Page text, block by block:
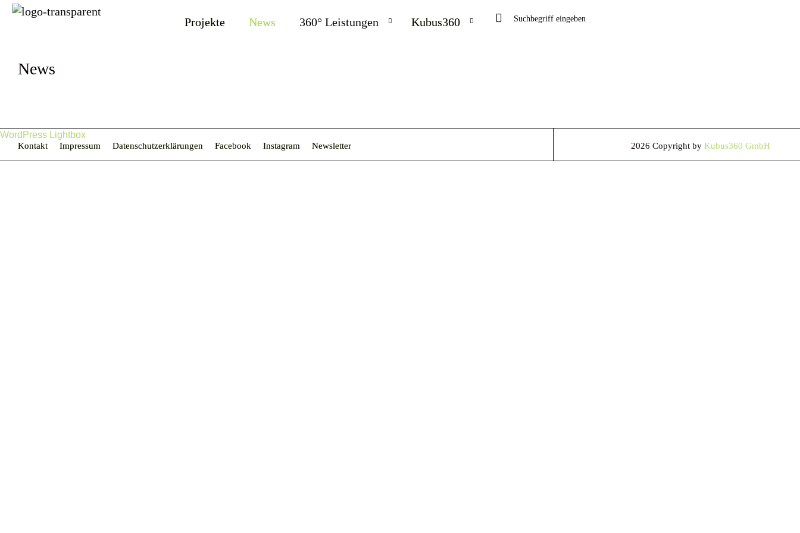
Projekte News 360° Leistungen Kubus360 Search
News
Kontakt Impressum Datenschutzerklärungen Facebook Instagram Newsletter 2026 Copyright by Kubus360 GmbH
WordPress Lightbox